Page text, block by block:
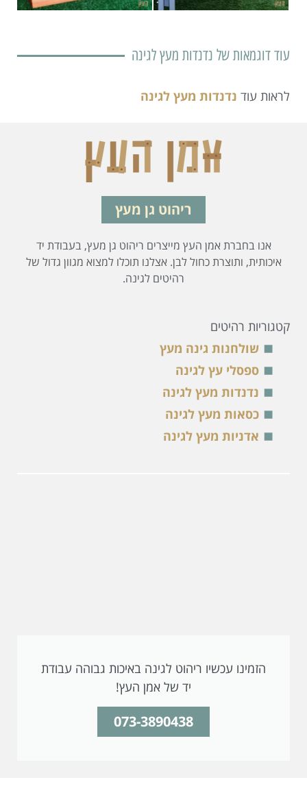
שלנדנדות מעץ לגינה
מעץ לגינה
ריהוט גן מעץ
אמן העץ מייצרים ריהוט גן מעץ, בעבודת יד
כחול לבן. אצלנו תוכלו למצוא מגוון גדול של
גינה מעץ
עץ לגינה
מעץ לגינה
מעץ לגינה
מעץ לגינה
עכשיו ריהוט לגינה באיכות גבוהה עבודת
יד של אמן העץ!
073-3890438